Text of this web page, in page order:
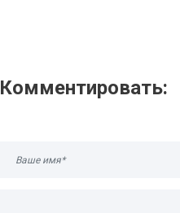
Комментировать: